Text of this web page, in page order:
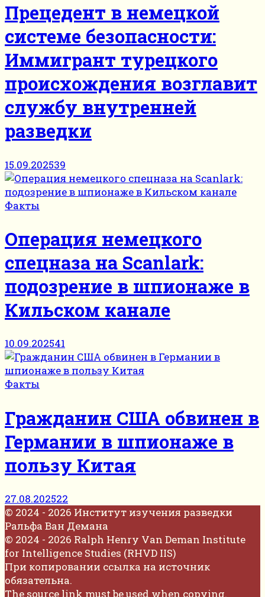
Прецедент в немецкой
системе безопасности:
Иммигрант турецкого
происхождения возглавит
службу внутренней
разведки
15.09.202539
Факты
Операция немецкого
спецназа на Scanlark:
подозрение в шпионаже в
Кильском канале
10.09.202541
Факты
Гражданин США обвинен в
Германии в шпионаже в
пользу Китая
27.08.202522
© 2024 - 2026 Институт изучения разведки
Ральфа Ван Демана
© 2024 - 2026 Ralph Henry Van Deman Institute
for Intelligence Studies (RHVD IIS)
При копировании ссылка на источник
обязательна.
The source link must be used when copying.